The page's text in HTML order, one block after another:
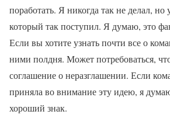
поработать. Я никогда так не делал, но
который так поступил. Я думаю, это
Если вы хотите узнать почти все о
ними полдня. Может потребоваться,
соглашение о неразглашении. Если
приняла во внимание эту идею, я
хороший знак.